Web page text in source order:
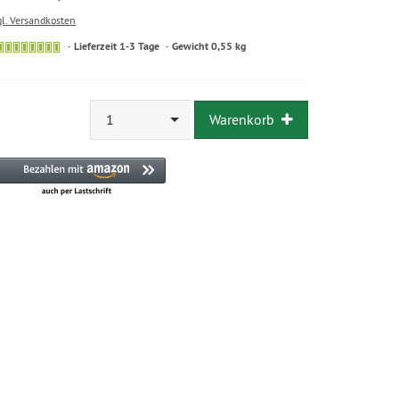
Versandkosten
Lieferzeit 1-3 Tage Gewicht 0,55 kg
1 Warenkorb